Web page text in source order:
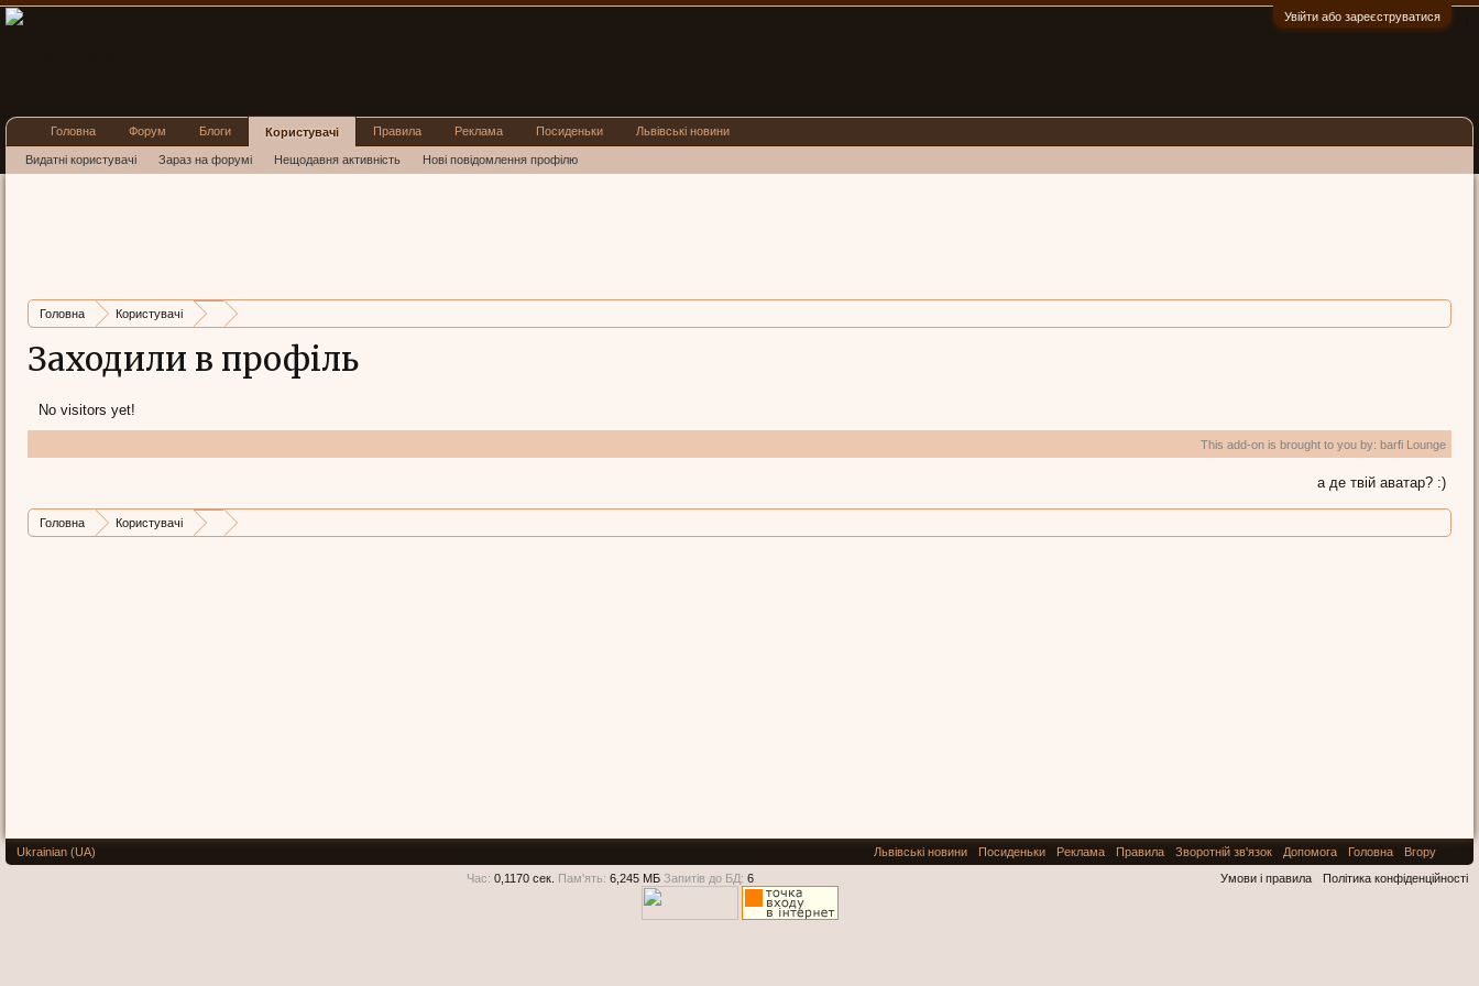
Увійти або зареєструватися
Головна Користувачі
Заходили в профіль
No visitors yet!
This add-on is brought to you by: barfi Lounge
а де твій аватар? :)
Головна Користувачі
Головна Форум Блоги Користувачі
Видатні користувачі Зараз на форумі Нещодавня активність Нові повідомлення профілю
Правила Реклама Посиденьки Львівські новини
Ukrainian (UA) Львівські новини Посиденьки Реклама Правила Зворотній зв'язок Допомога Головна
Вгору
Умови і правила
Політика конфіденційності
Час: 0,1170 сек. Пам'ять: 6,245 МБ Запитів до БД: 6